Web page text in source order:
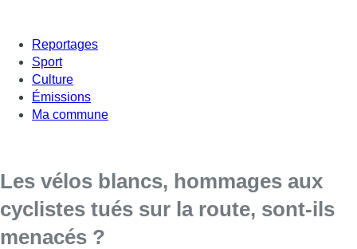
Reportages
Sport
Culture
Émissions
Ma commune
Les vélos blancs, hommages aux
cyclistes tués sur la route, sont-ils
menacés ?